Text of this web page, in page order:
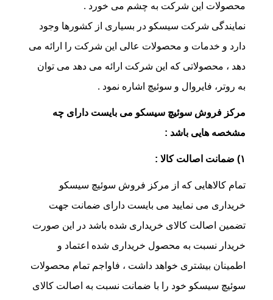
محصولات این شرکت به چشم می خورد .
نمایندگی شرکت سیسکو در بسیاری از کشورها وجود
دارد و خدمات و محصولات عالی این شرکت را ارائه می
دهد ، محصولاتی که این شرکت ارائه می دهد می توان
به روتر، فایروال و سوئیچ اشاره نمود .
مرکز فروش سوئیچ سیسکو می بایست دارای چه
مشخصه هایی باشد :
۱) ضمانت اصالت کالا :
تمام کالاهایی که از مرکز فروش سوئیچ سیسکو
خریداری می نمایید می بایست دارای ضمانت جهت
تضمین اصالت کالای خریداری شده باشد در این صورت
خریدار نسبت به محصول خریداری شده اعتماد و
اطمینان بیشتری خواهد داشت ، فاواجم تمام محصولات
سوئیچ سیسکو خود را با ضمانت نسبت به اصالت کالای